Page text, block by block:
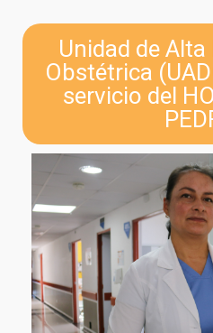
Unidad de
Obstétrica
servicio del